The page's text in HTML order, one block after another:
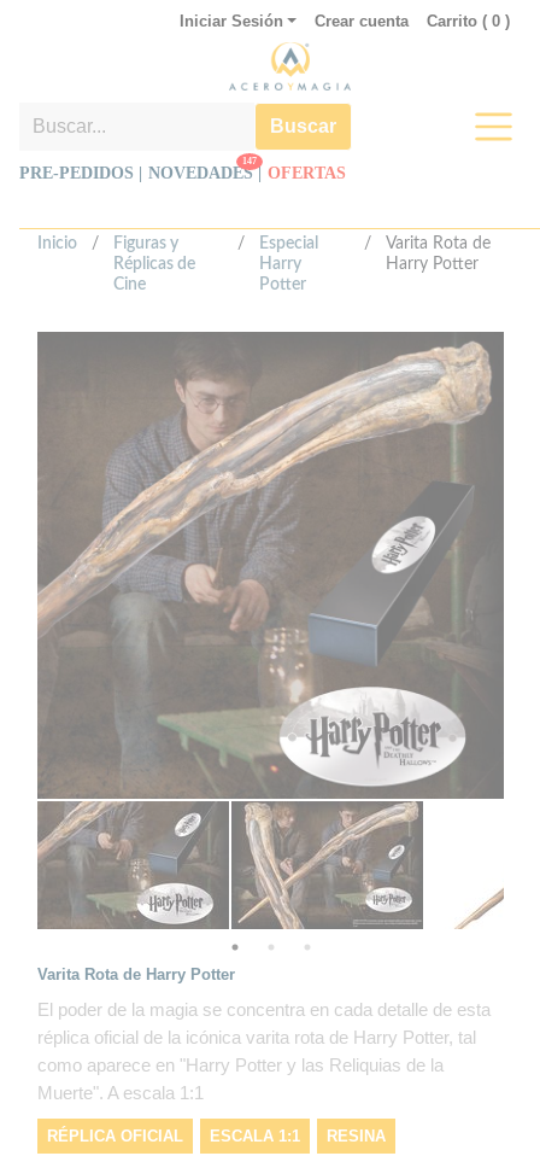
Carrito ( 0 )
Crear cuenta
Iniciar Sesión
Buscar
PRE-PEDIDOS | NOVEDADES
147
| OFERTAS
Inicio /
Figuras y
Réplicas de
Cine
/
Especial
Harry
Potter
/ Varita Rota de
Harry Potter
Varita Rota de Harry Potter
El poder de la magia se concentra en cada detalle de esta
réplica oficial de la icónica varita rota de Harry Potter, tal
como aparece en "Harry Potter y las Reliquias de la
Muerte". A escala 1:1
RÉPLICA OFICIAL ESCALA 1:1 RESINA